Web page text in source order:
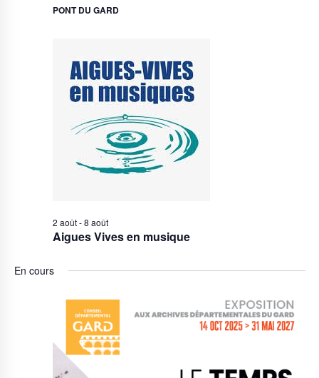
PONT DU GARD
Aigues Vives en musique
2 août-8 août
En cours